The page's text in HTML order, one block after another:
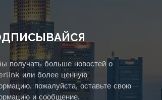
получать больше новостей о
или более ценную
пожалуйста, оставьте свою
и сообщение.